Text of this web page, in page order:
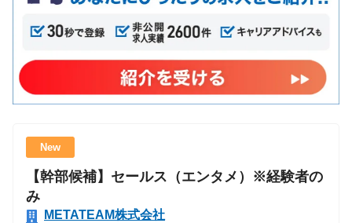
しています ３．上長との月次1on1 ※月1で本部長
面も多くあります その他にも、商談前の事前
MTG実施など、随時 社内でのナレッジ共有を行って
マネジメント力が身に付きます！ ２．大手企業の役
員・DX事業責任者クラスとの商談機会が多く、「価値
ある仕事」を自ら生み出す面白さがあります！ ３．少
数精鋭チームを牽引いただくなかで、キャリアの選択
New
【幹部候補】セールス（エンタメ）※経験者の
み
METATEAM株式会社
コンサルティング